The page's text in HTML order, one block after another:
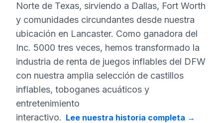
Norte de Texas, sirviendo a Dallas, Fort Worth
y comunidades circundantes desde nuestra
ubicación en Lancaster. Como ganadora del
Inc. 5000 tres veces, hemos transformado la
industria de renta de juegos inflables del DFW
con nuestra amplia selección de castillos
inflables, toboganes acuáticos y
entretenimiento
interactivo. Lee nuestra historia completa →